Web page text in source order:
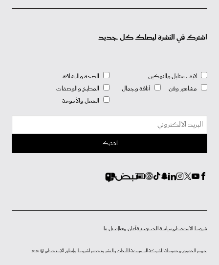
اشترك في النشرة ليصلك كل جديد
لايف ستايل والتمكين
مشاهير وفن
أناقة وجمال
الصحة والرشاقة
المطبخ والوصفات
الحمل والأمومة
شروط الاستخدامسياسة الخصوصيةأعلن معناإتصل بنا
جميع الحقوق محفوظة للشركة السعودية للأبحاث والنشر وتخضع لشروط وإتفاق الإستخدام © 2026